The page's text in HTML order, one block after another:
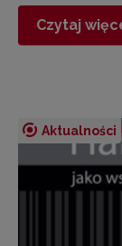
Czytaj
Aktualności